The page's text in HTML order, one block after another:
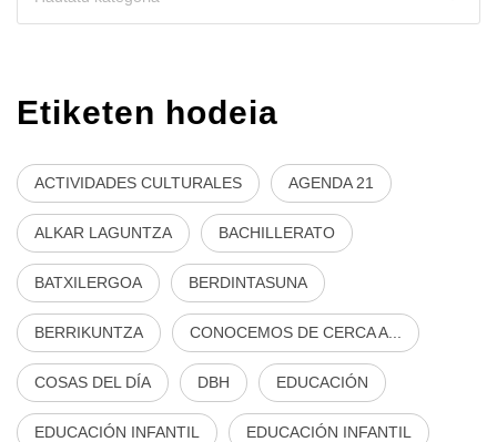
Etiketen hodeia
ACTIVIDADES CULTURALES AGENDA 21
ALKAR LAGUNTZA BACHILLERATO
BATXILERGOA BERDINTASUNA
BERRIKUNTZA CONOCEMOS DE CERCA A...
COSAS DEL DÍA DBH EDUCACIÓN
EDUCACIÓN INFANTIL EDUCACIÓN INFANTIL